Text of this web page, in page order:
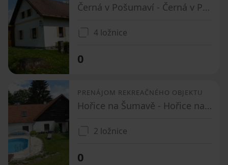
Černá v Pošumaví - Černá v Pošumaví, Jihočeský kraj
4 ložnice
0
PRENÁJOM REKREAČNÉHO OBJEKTU
Hořice na Šumavě - Hořice na Šumavě, Jihočeský kraj
2 ložnice
0